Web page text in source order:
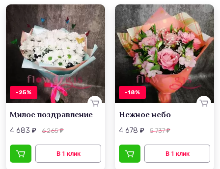
-25%
Милое поздравление
4 683 ₽ 6 265₽
-18%
Нежное небо
4 678 ₽ 5 737₽